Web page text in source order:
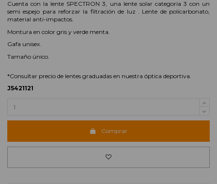
Cuenta con la lente SPECTRON 3, una lente solar categoría 3 con un
semi espejo para reforzar la filtración de luz . Lente de policarbonato,
material anti-impactos.
Montura en color gris y verde menta.
Gafa unisex.
Tamaño único.
*Consultar precio de lentes graduadas en nuestra óptica deportiva.
J5421121
Comprar